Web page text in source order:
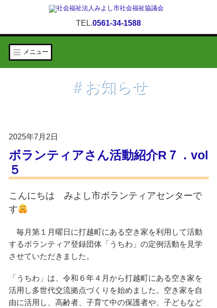
TEL.0561-34-1588
メニュー
＃お知らせ
2025年7月2日
ボランティアさん活動紹介R７．vol
５
こんにちは みよし市ボランティアセンターで
す
毎月第１月曜日に打越町にある空き家を利用して活動
するボランティア登録団体「うちわ」 の定例活動を見学
させていただきました。
「うちわ」は、令和６年４月から打越町にある空き家を
活用し多世代交流拠点づくりを始めました。空き家を自
由に活用し、高齢者、子育て中の保護者や、子どもなど